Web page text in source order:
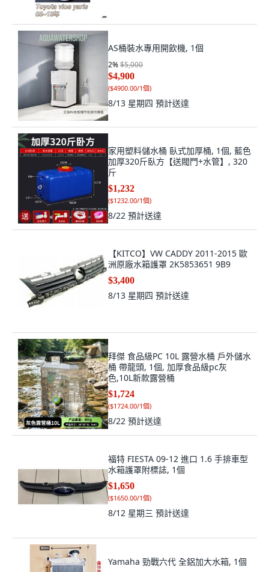
AS桶裝水專用開飲機, 1個
2%$5,000
$4,900
($4900.00/1個)
8/13 星期四 預計送達
家用塑料儲水桶 臥式加厚桶, 1個, 藍色
加厚320斤臥方【送閥門+水管】, 320
斤
$1,232
($1232.00/1個)
8/22 預計送達
【KITCO】VW CADDY 2011-2015 歐
洲原廠水箱護罩 2K5853651 9B9
$3,400
8/13 星期四 預計送達
拜傑 食品級PC 10L 露營水桶 戶外儲水
桶 帶龍頭, 1個, 加厚食品級pc灰
色,10L新款露營桶
$1,724
($1724.00/1個)
8/22 預計送達
福特 FIESTA 09-12 進口 1.6 手排車型
水箱護罩附標誌, 1個
$1,650
($1650.00/1個)
8/12 星期三 預計送達
Yamaha 勁戰六代 全鋁加大水箱, 1個